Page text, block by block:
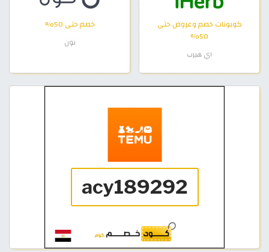
كوبونات خصم وعروض حتى
50%
اي هيرب
خصم حتى 50%
نون